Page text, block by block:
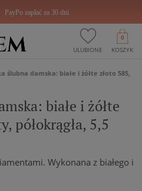
PayPo zapłać za 30 dni
ULUBIONE KOSZYK
0
ślubna damska: białe i żółte złoto 585,
białe i żółte
półokrągła, 5,5
Wykonana z białego i